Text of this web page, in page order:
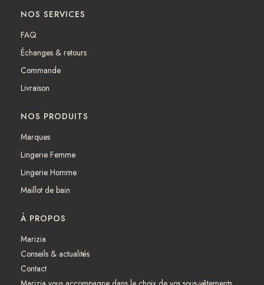
c
e
b
o
k
s
t
r
a
NOS SERVICES
FAQ
Échanges & retours
Commande
Livraison
NOS PRODUITS
Marques
Lingerie Femme
Lingerie Homme
Maillot de bain
À PROPOS
Marizia
Conseils & actualités
Contact